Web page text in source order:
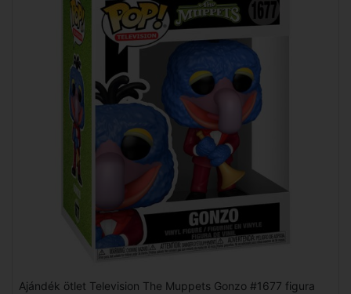
Ajándék ötlet Television The Muppets Gonzo #1677 figura